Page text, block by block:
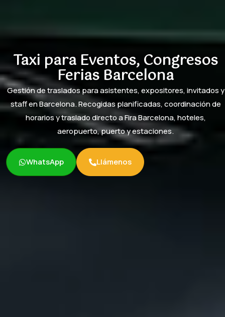
Taxi para Eventos, Congresos
Ferias Barcelona
Gestión de traslados para asistentes, expositores, invitados y
staff en Barcelona. Recogidas planificadas, coordinación de
horarios y traslado directo a Fira Barcelona, hoteles,
aeropuerto, puerto y estaciones.
WhatsApp Llámenos